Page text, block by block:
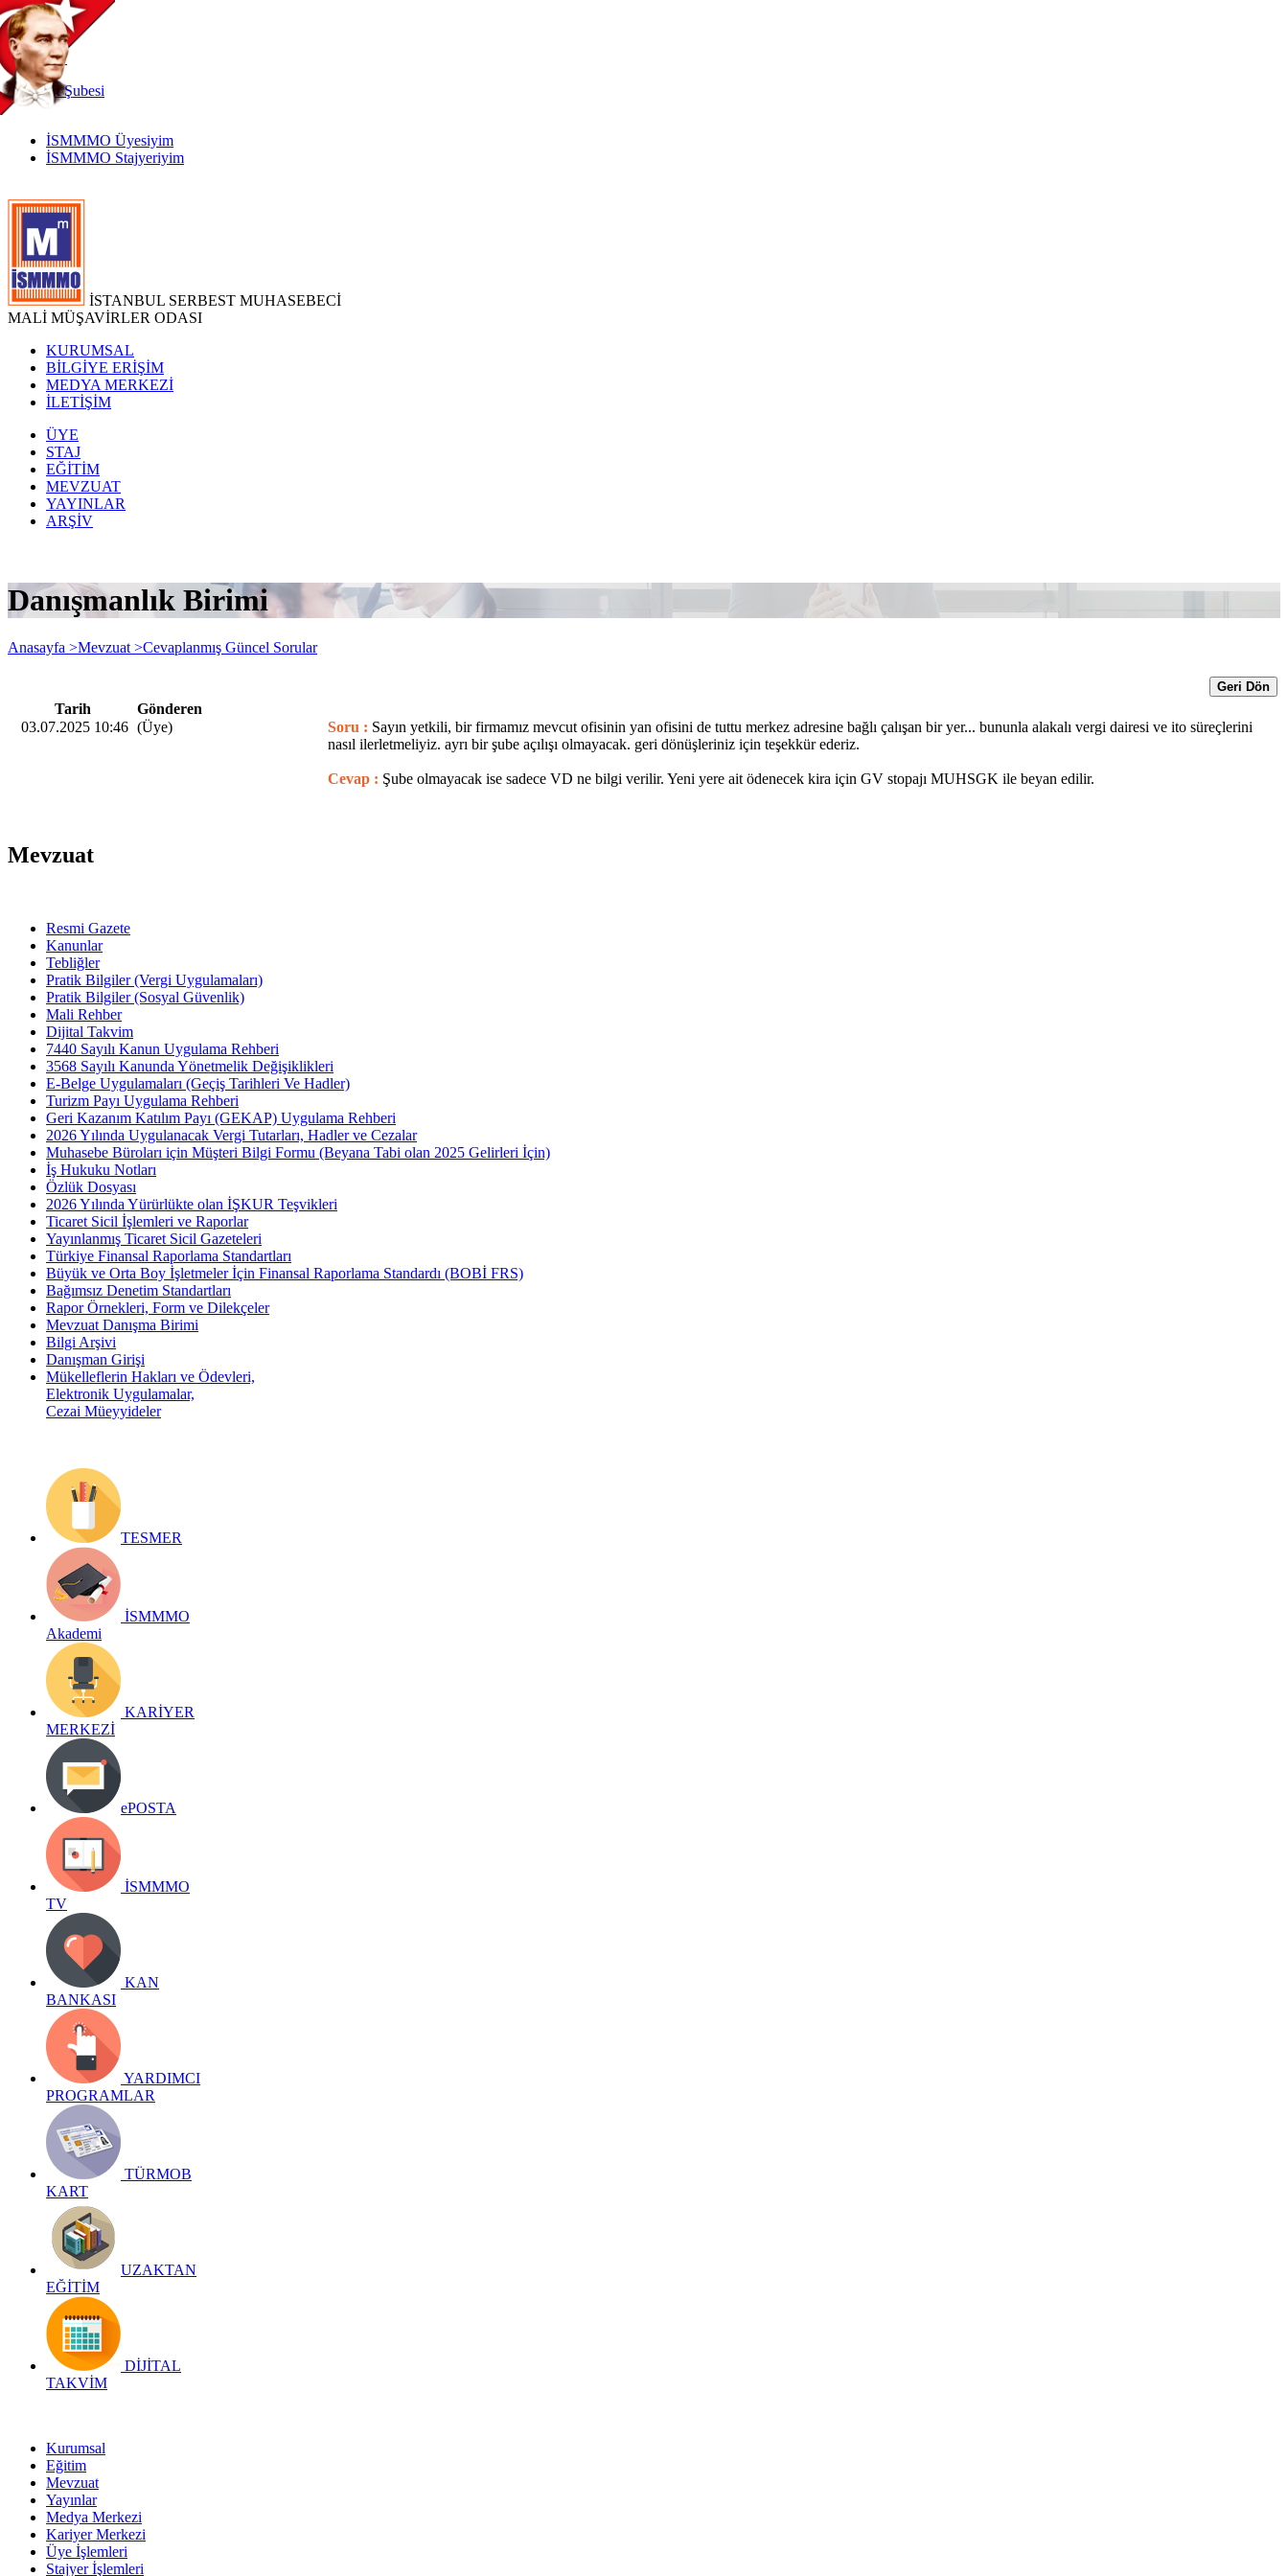
TR
|
EN
İnternetŞubesi
İSMMMO Üyesiyim
İSMMMO Stajyeriyim
İSTANBUL SERBEST MUHASEBECİ
MALİ MÜŞAVİRLER ODASI
KURUMSAL
BİLGİYE ERİŞİM
MEDYA MERKEZİ
İLETİŞİM
ÜYE
STAJ
EĞİTİM
MEVZUAT
YAYINLAR
ARŞİV
Danışmanlık Birimi
Anasayfa >Mevzuat >Cevaplanmış Güncel Sorular
Geri Dön
Tarih
Gönderen
03.07.2025 10:46 (Üye) Soru : Sayın yetkili, bir firmamız mevcut ofisinin yan ofisini de tuttu merkez adresine bağlı çalışan bir yer... bununla alakalı vergi dairesi ve ito süreçlerini
nasıl ilerletmeliyiz. ayrı bir şube açılışı olmayacak. geri dönüşleriniz için teşekkür ederiz.
Cevap : Şube olmayacak ise sadece VD ne bilgi verilir. Yeni yere ait ödenecek kira için GV stopajı MUHSGK ile beyan edilir.
Mevzuat
Resmi Gazete
Kanunlar
Tebliğler
Pratik Bilgiler (Vergi Uygulamaları)
Pratik Bilgiler (Sosyal Güvenlik)
Mali Rehber
Dijital Takvim
7440 Sayılı Kanun Uygulama Rehberi
3568 Sayılı Kanunda Yönetmelik Değişiklikleri
E-Belge Uygulamaları (Geçiş Tarihleri Ve Hadler)
Turizm Payı Uygulama Rehberi
Geri Kazanım Katılım Payı (GEKAP) Uygulama Rehberi
2026 Yılında Uygulanacak Vergi Tutarları, Hadler ve Cezalar
Muhasebe Büroları için Müşteri Bilgi Formu (Beyana Tabi olan 2025 Gelirleri İçin)
İş Hukuku Notları
Özlük Dosyası
2026 Yılında Yürürlükte olan İŞKUR Teşvikleri
Ticaret Sicil İşlemleri ve Raporlar
Yayınlanmış Ticaret Sicil Gazeteleri
Türkiye Finansal Raporlama Standartları
Büyük ve Orta Boy İşletmeler İçin Finansal Raporlama Standardı (BOBİ FRS)
Bağımsız Denetim Standartları
Rapor Örnekleri, Form ve Dilekçeler
Mevzuat Danışma Birimi
Bilgi Arşivi
Danışman Girişi
Mükelleflerin Hakları ve Ödevleri,
Elektronik Uygulamalar,
Cezai Müeyyideler
TESMER
İSMMMO
Akademi
KARİYER
MERKEZİ
ePOSTA
İSMMMO
TV
KAN
BANKASI
YARDIMCI
PROGRAMLAR
TÜRMOB
KART
UZAKTAN
EĞİTİM
DİJİTAL
TAKVİM
Kurumsal
Eğitim
Mevzuat
Yayınlar
Medya Merkezi
Kariyer Merkezi
Üye İşlemleri
Stajyer İşlemleri